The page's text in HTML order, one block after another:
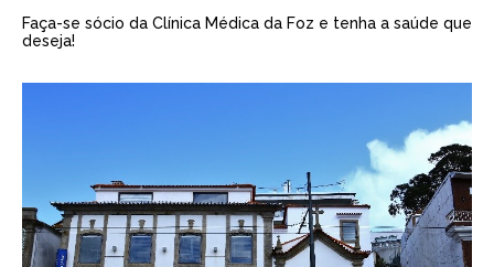
Faça-se sócio da Clínica Médica da Foz e tenha a saúde que
deseja!